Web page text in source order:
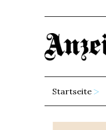
Startseite